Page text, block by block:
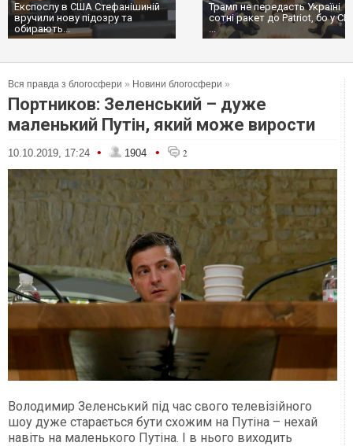
Експослу в США Стефанішиній
вручили нову підозру та
обирають...
Трамп не передасть Україні
сотні ракет до Patriot, бо у
...
Вся правда з блогосфери » Новини блогосфери »
Портников: Зеленський – дуже
маленький Путін, який може вирости
10.10.2019, 17:24 • 1904 • 2
Володимир Зеленський під час свого телевізійного
шоу дуже старається бути схожим на Путіна – нехай
навіть на маленького Путіна. І в нього виходить